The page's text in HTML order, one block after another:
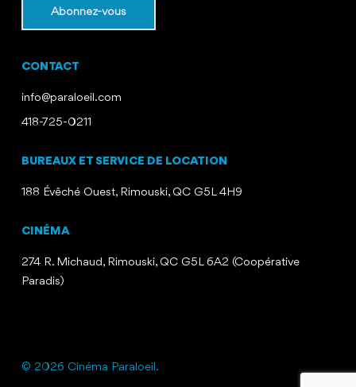
CONTACT
info@paraloeil.com
418-725-0211
BUREAUX ET SERVICE DE LOCATION
188 Évêché Ouest, Rimouski, QC G5L 4H9
CINÉMA
274 R. Michaud, Rimouski, QC G5L 6A2 (Coopérative
Paradis)
© 2026 Cinéma Paraloeil.